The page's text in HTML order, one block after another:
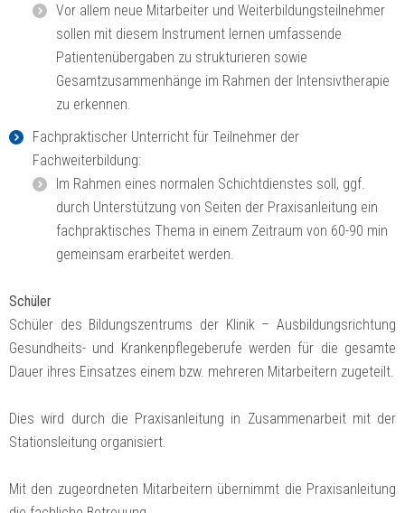
Vor allem neue Mitarbeiter und Weiterbildungsteilnehmer
sollen mit diesem Instrument lernen umfassende
Patientenübergaben zu strukturieren sowie
Gesamtzusammenhänge im Rahmen der Intensivtherapie
zu erkennen.
Fachpraktischer Unterricht für Teilnehmer der
Fachweiterbildung:
Im Rahmen eines normalen Schichtdienstes soll, ggf.
durch Unterstützung von Seiten der Praxisanleitung ein
fachpraktisches Thema in einem Zeitraum von 60-90 min
gemeinsam erarbeitet werden.
Schüler
Schüler des Bildungszentrums der Klinik – Ausbildungsrichtung
Gesundheits- und Krankenpflegeberufe werden für die gesamte
Dauer ihres Einsatzes einem bzw. mehreren Mitarbeitern zugeteilt.
Dies wird durch die Praxisanleitung in Zusammenarbeit mit der
Stationsleitung organisiert.
Mit den zugeordneten Mitarbeitern übernimmt die Praxisanleitung